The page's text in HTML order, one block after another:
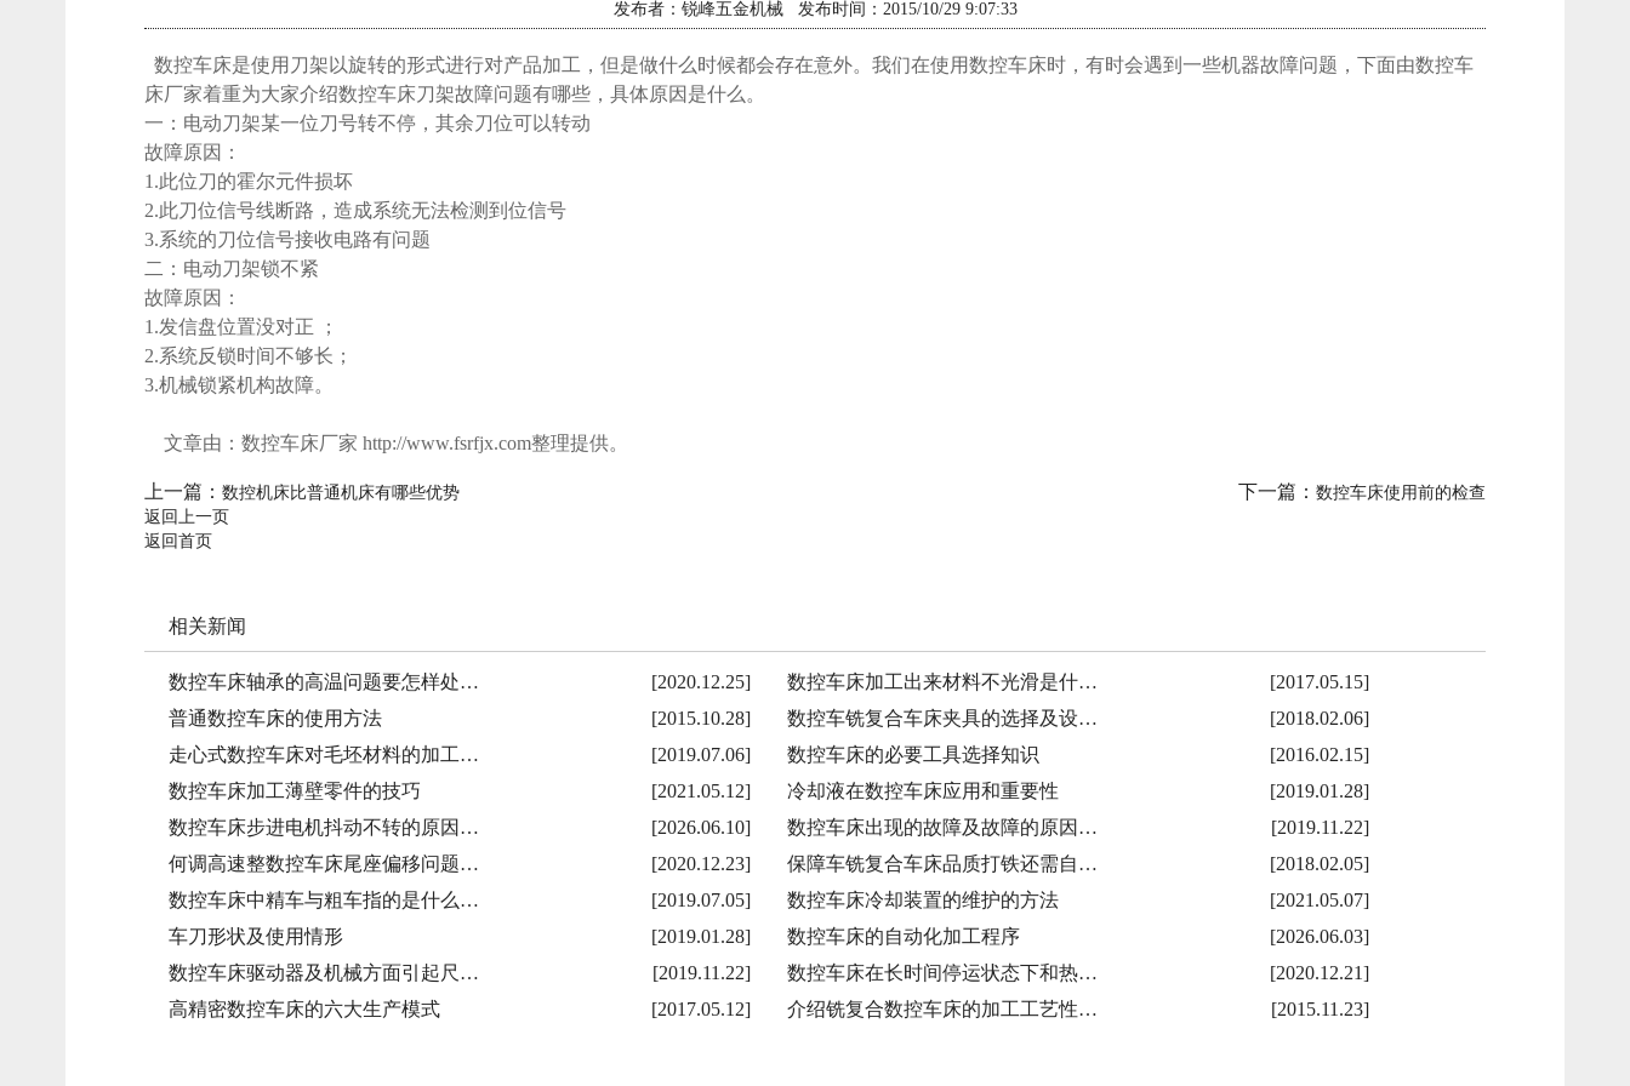
发布者：锐峰五金机械 发布时间：2015/10/29 9:07:33
数控车床是使用刀架以旋转的形式进行对产品加工，但是做什么时候都会存在意外。我们在使用数控车床时，有时会遇到一些机器故障问题，下面由数控车
床厂家着重为大家介绍数控车床刀架故障问题有哪些，具体原因是什么。
一：电动刀架某一位刀号转不停，其余刀位可以转动
故障原因：
1.此位刀的霍尔元件损坏
2.此刀位信号线断路，造成系统无法检测到位信号
3.系统的刀位信号接收电路有问题
二：电动刀架锁不紧
故障原因：
1.发信盘位置没对正 ；
2.系统反锁时间不够长；
3.机械锁紧机构故障。
文章由：数控车床厂家 http://www.fsrfjx.com整理提供。
上一篇： 数控机床比普通机床有哪些优势 下一篇：数控车床使用前的检查
返回上一页
返回首页
相关新闻
[2020.12.25]
数控车床轴承的高温问题要怎样处… [2017.05.15]
数控车床加工出来材料不光滑是什…
[2015.10.28]
普通数控车床的使用方法 [2018.02.06]
数控车铣复合车床夹具的选择及设…
[2019.07.06]
走心式数控车床对毛坯材料的加工… [2016.02.15]
数控车床的必要工具选择知识
[2021.05.12]
数控车床加工薄壁零件的技巧 [2019.01.28]
冷却液在数控车床应用和重要性
[2026.06.10]
数控车床步进电机抖动不转的原因… [2019.11.22]
数控车床出现的故障及故障的原因…
[2020.12.23]
何调高速整数控车床尾座偏移问题… [2018.02.05]
保障车铣复合车床品质打铁还需自…
[2019.07.05]
数控车床中精车与粗车指的是什么… [2021.05.07]
数控车床冷却装置的维护的方法
[2019.01.28]
车刀形状及使用情形 [2026.06.03]
数控车床的自动化加工程序
[2019.11.22]
数控车床驱动器及机械方面引起尺… [2020.12.21]
数控车床在长时间停运状态下和热…
[2017.05.12]
高精密数控车床的六大生产模式 [2015.11.23]
介绍铣复合数控车床的加工工艺性…